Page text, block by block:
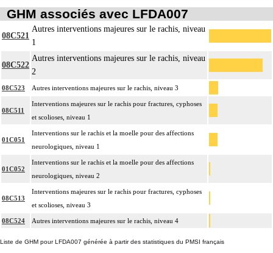
GHM associés avec LFDA007
08C521
Autres interventions majeures sur le rachis, niveau
1
08C522
Autres interventions majeures sur le rachis, niveau
2
08C523 Autres interventions majeures sur le rachis, niveau 3
08C511
Interventions majeures sur le rachis pour fractures, cyphoses
et scolioses, niveau 1
01C051
Interventions sur le rachis et la moelle pour des affections
neurologiques, niveau 1
01C052
Interventions sur le rachis et la moelle pour des affections
neurologiques, niveau 2
08C513
Interventions majeures sur le rachis pour fractures, cyphoses
et scolioses, niveau 3
08C524 Autres interventions majeures sur le rachis, niveau 4
Liste de GHM pour LFDA007 générée à partir des statistiques du PMSI français